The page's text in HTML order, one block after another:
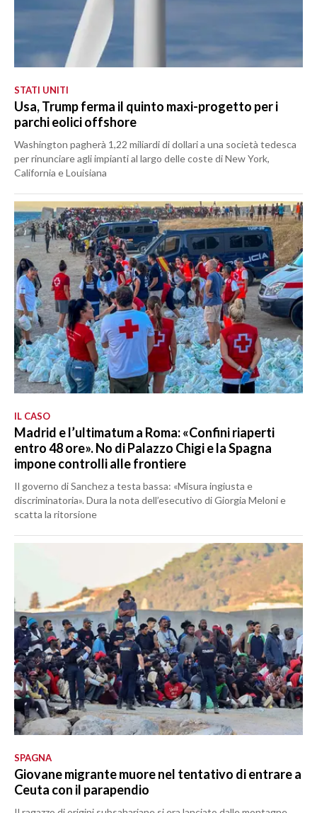
STATI UNITI
Usa, Trump ferma il quinto maxi-progetto per i
parchi eolici offshore
Washington pagherà 1,22 miliardi di dollari a una società tedesca
per rinunciare agli impianti al largo delle coste di New York,
California e Louisiana
IL CASO
Madrid e l’ultimatum a Roma: «Confini riaperti
entro 48 ore». No di Palazzo Chigi e la Spagna
impone controlli alle frontiere
Il governo di Sanchez a testa bassa: «Misura ingiusta e
discriminatoria». Dura la nota dell’esecutivo di Giorgia Meloni e
scatta la ritorsione
SPAGNA
Giovane migrante muore nel tentativo di entrare a
Ceuta con il parapendio